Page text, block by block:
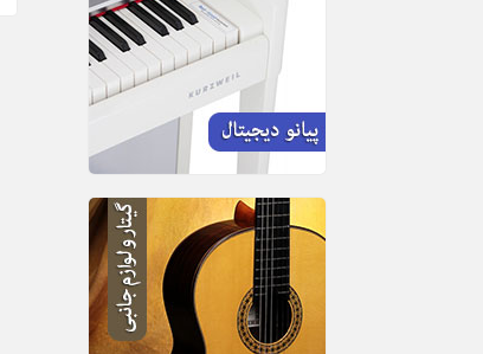
کلاوس فنر ا Klaus Fenner
کورزویل | Kurzweil
گیبرالتار | Gibraltar
یانگ چانگ Young Chang l